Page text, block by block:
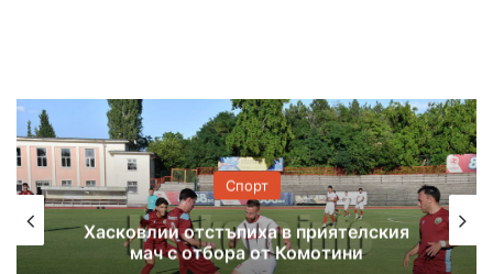
Спорт
Хасковлии отстъпиха в приятелския
мач с отбора от Комотини